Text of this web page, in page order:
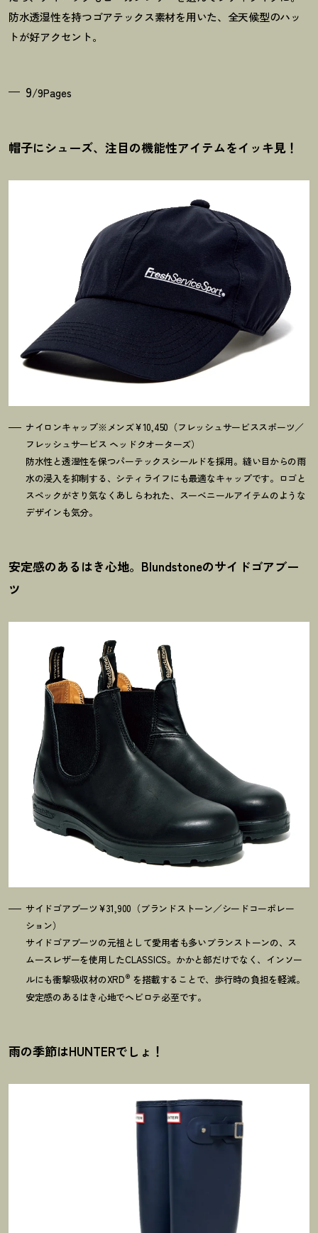
防水透湿性を持つゴアテックス素材を用いた、全天候型のハッ
トが好アクセント。
9/9Pages
帽子にシューズ、注目の機能性アイテムをイッキ見 ！
ナイロンキャップ※メンズ¥10,450（フレッシュサービススポーツ／
フレッシュサービス ヘッドクオーターズ）
防水性と透湿性を保つパーテックスシールドを採用。縫い目からの雨
水の浸入を抑制する、シティライフにも最適なキャップです。ロゴと
スペックがさり気なくあしらわれた、スーベニールアイテムのような
デザインも気分。
安定感のあるはき心地。Blundstoneのサイドゴアブー
ツ
サイドゴアブーツ¥31,900（ブランドストーン／シードコーポレー
ション）
サイドゴアブーツの元祖として愛用者も多いブランストーンの、ス
ムースレザーを使用したCLASSICS。かかと部だけでなく、インソー
ルにも衝撃吸収材のXRD® を搭載することで、歩行時の負担を軽減。
安定感のあるはき心地でヘビロテ必至です。
雨の季節はHUNTERでしょ ！